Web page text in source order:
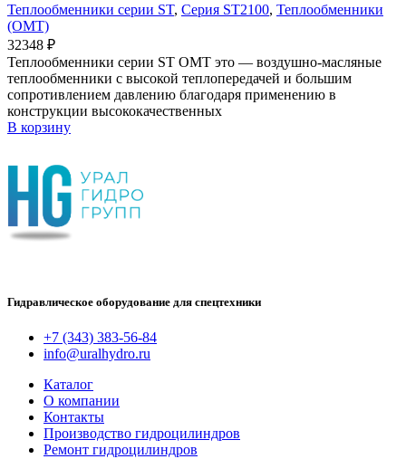
Теплообменники серии ST, Серия ST2100, Теплообменники
(OMT)
32348 ₽
Теплообменники серии ST OMT это — воздушно-масляные
теплообменники с высокой теплопередачей и большим
сопротивлением давлению благодаря применению в
конструкции высококачественных
В корзину
Гидравлическое оборудование для спецтехники
+7 (343) 383-56-84
info@uralhydro.ru
Каталог
О компании
Контакты
Производство гидроцилиндров
Ремонт гидроцилиндров